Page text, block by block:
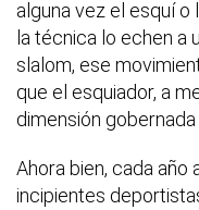
alguna vez el esquí o
la técnica lo echen a
slalom, ese
que el esquiador, a
dimensión
Ahora bien, cada año
incipientes